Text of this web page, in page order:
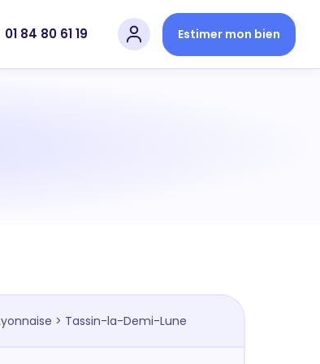
01 84 80 61 19 Estimer mon bien
> Tassin-la-Demi-Lune